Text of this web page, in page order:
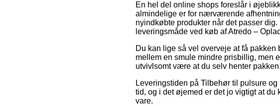
En hel del online shops foreslår i
almindelige er for nærværende
nyindkøbte produkter når det passer
leveringsmåde ved køb af Atredo –
Du kan lige så vel overveje at få
mellem en smule mindre prisbillig, men
utvivlsomt være at du selv henter
Leveringstiden på Tilbehør til pulsure
tid, og i det øjemed er det jo vigtigt at
vare.